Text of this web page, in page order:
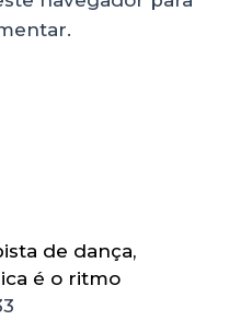
de dança,
é o ritmo